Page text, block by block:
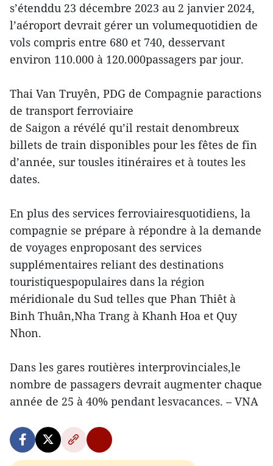
s’étenddu 23 décembre 2023 au 2 janvier 2024,
l’aéroport devrait gérer un volumequotidien de
vols compris entre 680 et 740, desservant
environ 110.000 à 120.000passagers par jour.
Thai Van Truyên, PDG de Compagnie paractions
de transport ferroviaire
de Saigon a révélé qu’il restait denombreux
billets de train disponibles pour les fêtes de fin
d’année, sur tousles itinéraires et à toutes les
dates.
En plus des services ferroviairesquotidiens, la
compagnie se prépare à répondre à la demande
de voyages enproposant des services
supplémentaires reliant des destinations
touristiquespopulaires dans la région
méridionale du Sud telles que Phan Thiêt à
Binh Thuân,Nha Trang à Khanh Hoa et Quy
Nhon.
Dans les gares routières interprovinciales,le
nombre de passagers devrait augmenter chaque
année de 25 à 40% pendant lesvacances. – VNA